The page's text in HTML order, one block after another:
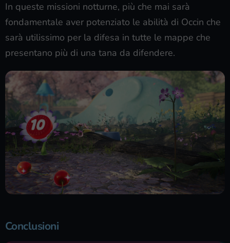
In queste missioni notturne, più che mai sarà
fondamentale aver potenziato le abilità di Occin che
sarà utilissimo per la difesa in tutte le mappe che
presentano più di una tana da difendere.
Conclusioni